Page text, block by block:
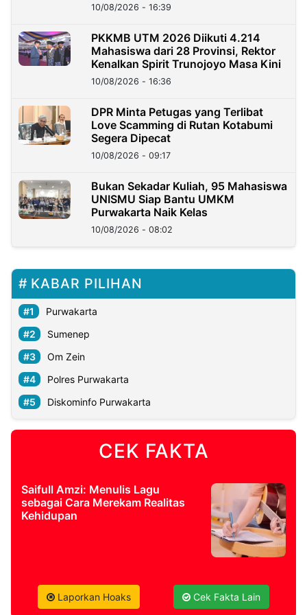
10/08/2026 - 16:39
PKKMB UTM 2026 Diikuti 4.214
Mahasiswa dari 28 Provinsi, Rektor
Kenalkan Spirit Trunojoyo Masa Kini
10/08/2026 - 16:36
DPR Minta Petugas yang Terlibat
Love Scamming di Rutan Kotabumi
Segera Dipecat
10/08/2026 - 09:17
Bukan Sekadar Kuliah, 95 Mahasiswa
UNISMU Siap Bantu UMKM
Purwakarta Naik Kelas
10/08/2026 - 08:02
KABAR PILIHAN
Purwakarta
Sumenep
Om Zein
Polres Purwakarta
Diskominfo Purwakarta
CEK FAKTA
Saifull Amzi: Menulis Lagu
sebagai Cara Merekam Realitas
Kehidupan
Laporkan Hoaks Cek Fakta Lain